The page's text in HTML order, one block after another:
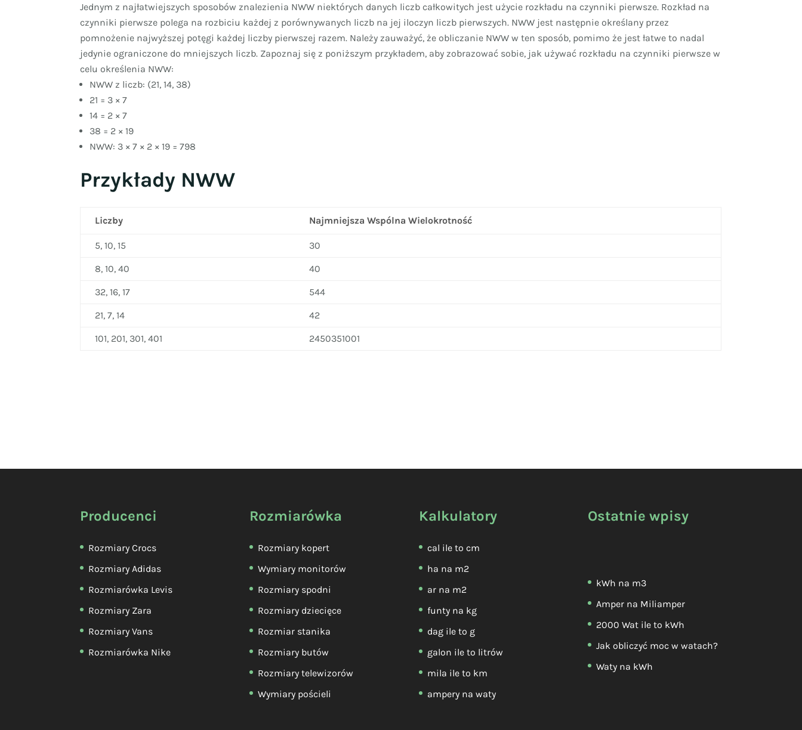
Jednym z najłatwiejszych sposobów znalezienia NWW niektórych danych liczb całkowitych jest użycie rozkładu na czynniki pierwsze. Rozkład na
czynniki pierwsze polega na rozbiciu każdej z porównywanych liczb na jej iloczyn liczb pierwszych. NWW jest następnie określany przez
pomnożenie najwyższej potęgi każdej liczby pierwszej razem. Należy zauważyć, że obliczanie NWW w ten sposób, pomimo że jest łatwe to nadal
jedynie ograniczone do mniejszych liczb. Zapoznaj się z poniższym przykładem, aby zobrazować sobie, jak używać rozkładu na czynniki pierwsze w
celu określenia NWW:
NWW z liczb: (21, 14, 38)
21 = 3 × 7
14 = 2 × 7
38 = 2 × 19
NWW: 3 × 7 × 2 × 19 = 798
Przykłady NWW
Liczby Najmniejsza Wspólna Wielokrotność
5, 10, 15 30
8, 10, 40 40
32, 16, 17 544
21, 7, 14 42
101, 201, 301, 401 2450351001
Producenci
Rozmiary Crocs
Rozmiary Adidas
Rozmiarówka Levis
Rozmiary Zara
Rozmiary Vans
Rozmiarówka Nike
Rozmiarówka
Rozmiary kopert
Wymiary monitorów
Rozmiary spodni
Rozmiary dziecięce
Rozmiar stanika
Rozmiary butów
Rozmiary telewizorów
Wymiary pościeli
Kalkulatory
cal ile to cm
ha na m2
ar na m2
funty na kg
dag ile to g
galon ile to litrów
mila ile to km
ampery na waty
Ostatnie wpisy
kWh na m3
Amper na Miliamper
2000 Wat ile to kWh
Jak obliczyć moc w watach?
Waty na kWh